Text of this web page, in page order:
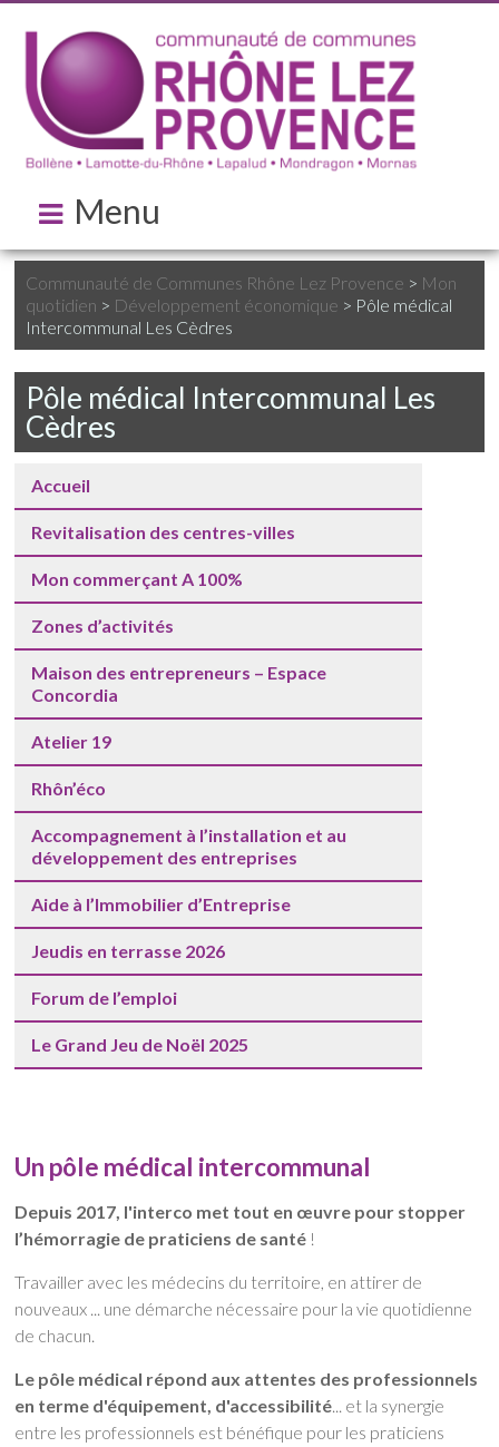
Menu
Communauté de Communes Rhône Lez Provence > Mon
quotidien > Développement économique > Pôle médical
Intercommunal Les Cèdres
Pôle médical Intercommunal Les
Cèdres
Accueil
Revitalisation des centres-villes
Mon commerçant A 100%
Zones d’activités
Maison des entrepreneurs – Espace
Concordia
Atelier 19
Rhôn’éco
Accompagnement à l’installation et au
développement des entreprises
Aide à l’Immobilier d’Entreprise
Jeudis en terrasse 2026
Forum de l’emploi
Le Grand Jeu de Noël 2025
Un pôle médical intercommunal
Depuis 2017, l'interco met tout en œuvre pour stopper
l’hémorragie de praticiens de santé !
Travailler avec les médecins du territoire, en attirer de
nouveaux ... une démarche nécessaire pour la vie quotidienne
de chacun.
Le pôle médical répond aux attentes des professionnels
en terme d'équipement, d'accessibilité... et la synergie
entre les professionnels est bénéfique pour les praticiens